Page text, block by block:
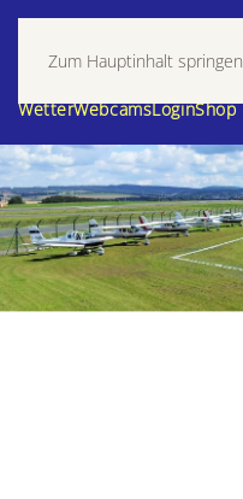
Zum Hauptinhalt springen
WetterWebcamsLoginShop